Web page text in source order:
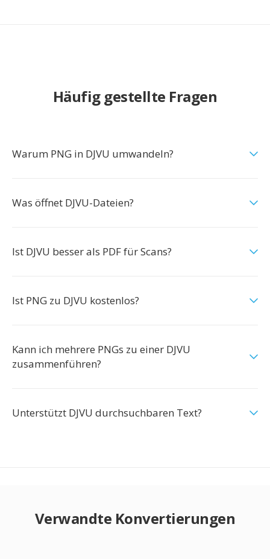
Häufig gestellte Fragen
Warum PNG in DJVU umwandeln?
Was öffnet DJVU-Dateien?
Ist DJVU besser als PDF für Scans?
Ist PNG zu DJVU kostenlos?
Kann ich mehrere PNGs zu einer DJVU
zusammenführen?
Unterstützt DJVU durchsuchbaren Text?
Verwandte Konvertierungen